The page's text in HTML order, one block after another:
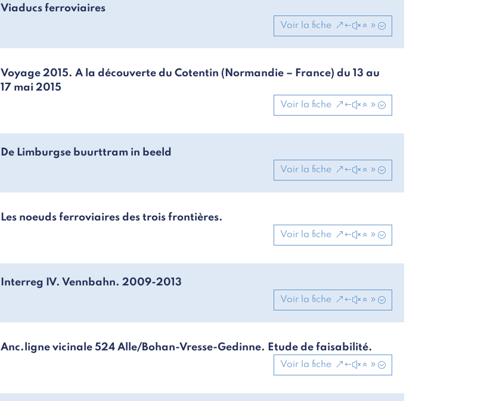
Viaducs ferroviaires
Voir la fiche
Voyage 2015. A la découverte du Cotentin (Normandie – France) du 13 au
17 mai 2015
Voir la fiche
De Limburgse buurttram in beeld
Voir la fiche
Les noeuds ferroviaires des trois frontières.
Voir la fiche
Interreg IV. Vennbahn. 2009-2013
Voir la fiche
Anc.ligne vicinale 524 Alle/Bohan-Vresse-Gedinne. Etude de faisabilité.
Voir la fiche